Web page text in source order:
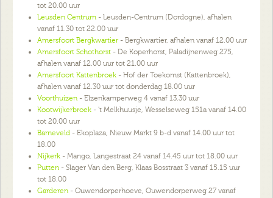
tot 20.00 uur
Leusden Centrum - Leusden-Centrum (Dordogne), afhalen
vanaf 11.30 tot 22.00 uur
Amersfoort Bergkwartier - Bergkwartier, afhalen vanaf 12.00 uur
Amersfoort Schothorst - De Koperhorst, Paladijnenweg 275,
afhalen vanaf 12.00 uur tot 21.00 uur
Amersfoort Kattenbroek - Hof der Toekomst (Kattenbroek),
afhalen vanaf 12.30 uur tot donderdag 18.00 uur
Voorthuizen - Elzenkamperweg 4 vanaf 13.30 uur
Kootwijkerbroek - 't Melkhuusje, Wesselseweg 151a vanaf 14.00
tot 20.00 uur
Barneveld - Ekoplaza, Nieuw Markt 9 b-d vanaf 14.00 uur tot
18.00
Nijkerk - Mango, Langestraat 24 vanaf 14.45 uur tot 18.00 uur
Putten - Slager Van den Berg, Klaas Bosstraat 3 vanaf 15.15 uur
tot 18.00
Garderen - Ouwendorperhoeve, Ouwendorperweg 27 vanaf